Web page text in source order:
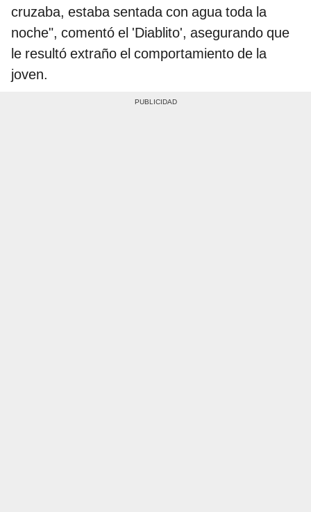
cruzaba, estaba sentada con agua toda la
noche", comentó el 'Diablito', asegurando que
le resultó extraño el comportamiento de la
joven.